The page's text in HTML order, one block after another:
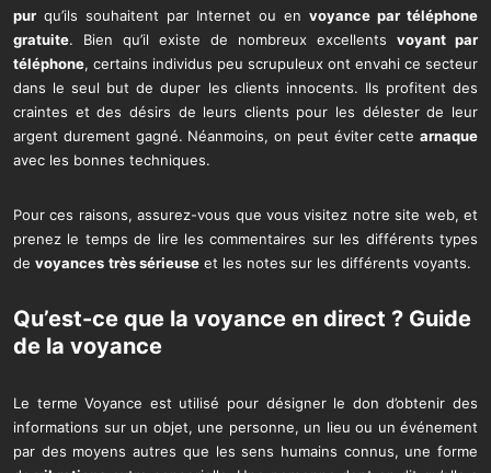
pur qu’ils souhaitent par Internet ou en voyance par téléphone
gratuite. Bien qu’il existe de nombreux excellents voyant par
téléphone, certains individus peu scrupuleux ont envahi ce secteur
dans le seul but de duper les clients innocents. Ils profitent des
craintes et des désirs de leurs clients pour les délester de leur
argent durement gagné. Néanmoins, on peut éviter cette arnaque
avec les bonnes techniques.
Pour ces raisons, assurez-vous que vous visitez notre site web, et
prenez le temps de lire les commentaires sur les différents types
de voyances très sérieuse et les notes sur les différents voyants.
Qu’est-ce que la voyance en direct ? Guide
de la voyance
Le terme Voyance est utilisé pour désigner le don d’obtenir des
informations sur un objet, une personne, un lieu ou un événement
par des moyens autres que les sens humains connus, une forme